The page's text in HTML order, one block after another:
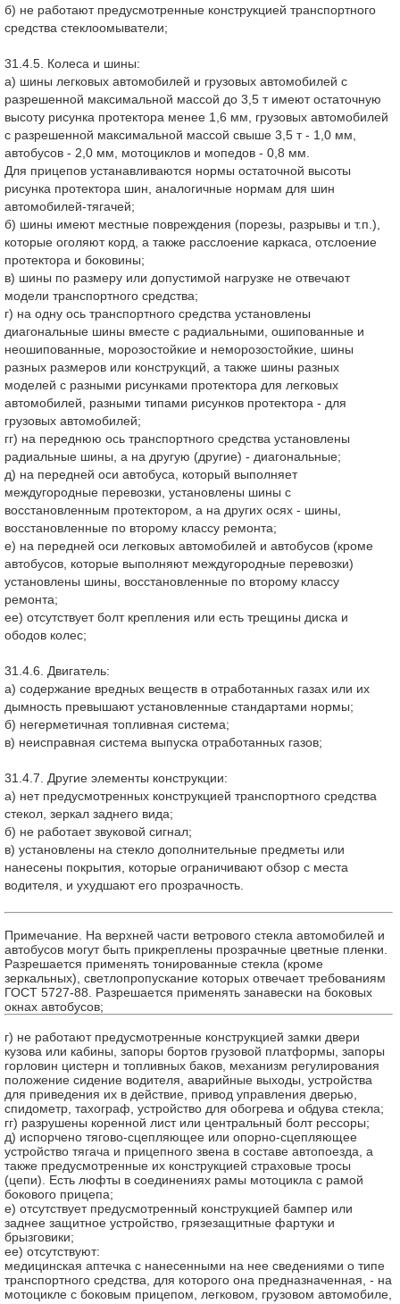
б) не работают предусмотренные конструкцией транспортного
средства стеклоомыватели;
31.4.5. Колеса и шины:
а) шины легковых автомобилей и грузовых автомобилей с
разрешенной максимальной массой до 3,5 т имеют остаточную
высоту рисунка протектора менее 1,6 мм, грузовых автомобилей
с разрешенной максимальной массой свыше 3,5 т - 1,0 мм,
автобусов - 2,0 мм, мотоциклов и мопедов - 0,8 мм.
Для прицепов устанавливаются нормы остаточной высоты
рисунка протектора шин, аналогичные нормам для шин
автомобилей-тягачей;
б) шины имеют местные повреждения (порезы, разрывы и т.п.),
которые оголяют корд, а также расслоение каркаса, отслоение
протектора и боковины;
в) шины по размеру или допустимой нагрузке не отвечают
модели транспортного средства;
г) на одну ось транспортного средства установлены
диагональные шины вместе с радиальными, ошипованные и
неошипованные, морозостойкие и неморозостойкие, шины
разных размеров или конструкций, а также шины разных
моделей с разными рисунками протектора для легковых
автомобилей, разными типами рисунков протектора - для
грузовых автомобилей;
гг) на переднюю ось транспортного средства установлены
радиальные шины, а на другую (другие) - диагональные;
д) на передней оси автобуса, который выполняет
междугородные перевозки, установлены шины с
восстановленным протектором, а на других осях - шины,
восстановленные по второму классу ремонта;
е) на передней оси легковых автомобилей и автобусов (кроме
автобусов, которые выполняют междугородные перевозки)
установлены шины, восстановленные по второму классу
ремонта;
ее) отсутствует болт крепления или есть трещины диска и
ободов колес;
31.4.6. Двигатель:
а) содержание вредных веществ в отработанных газах или их
дымность превышают установленные стандартами нормы;
б) негерметичная топливная система;
в) неисправная система выпуска отработанных газов;
31.4.7. Другие элементы конструкции:
а) нет предусмотренных конструкцией транспортного средства
стекол, зеркал заднего вида;
б) не работает звуковой сигнал;
в) установлены на стекло дополнительные предметы или
нанесены покрытия, которые ограничивают обзор с места
водителя, и ухудшают его прозрачность.
Примечание. На верхней части ветрового стекла автомобилей и
автобусов могут быть прикреплены прозрачные цветные пленки.
Разрешается применять тонированные стекла (кроме
зеркальных), светлопропускание которых отвечает требованиям
ГОСТ 5727-88. Разрешается применять занавески на боковых
окнах автобусов;
г) не работают предусмотренные конструкцией замки двери
кузова или кабины, запоры бортов грузовой платформы, запоры
горловин цистерн и топливных баков, механизм регулирования
положение сидение водителя, аварийные выходы, устройства
для приведения их в действие, привод управления дверью,
спидометр, тахограф, устройство для обогрева и обдува стекла;
гг) разрушены коренной лист или центральный болт рессоры;
д) испорчено тягово-сцепляющее или опорно-сцепляющее
устройство тягача и прицепного звена в составе автопоезда, а
также предусмотренные их конструкцией страховые тросы
(цепи). Есть люфты в соединениях рамы мотоцикла с рамой
бокового прицепа;
е) отсутствует предусмотренный конструкцией бампер или
заднее защитное устройство, грязезащитные фартуки и
брызговики;
ее) отсутствуют:
медицинская аптечка с нанесенными на нее сведениями о типе
транспортного средства, для которого она предназначенная, - на
мотоцикле с боковым прицепом, легковом, грузовом автомобиле,